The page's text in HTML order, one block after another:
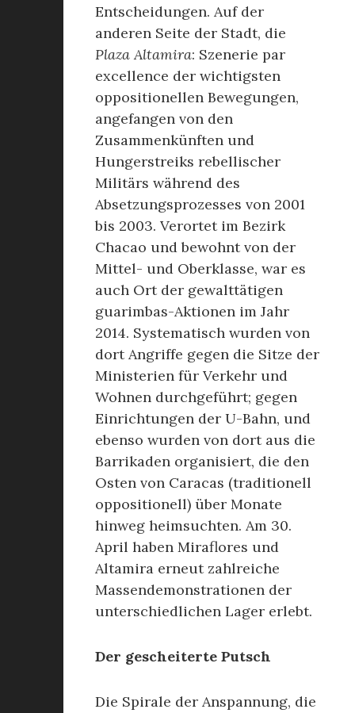
Entscheidungen. Auf der
anderen Seite der Stadt, die
Plaza Altamira: Szenerie par
excellence der wichtigsten
oppositionellen Bewegungen,
angefangen von den
Zusammenkünften und
Hungerstreiks rebellischer
Militärs während des
Absetzungsprozesses von 2001
bis 2003. Verortet im Bezirk
Chacao und bewohnt von der
Mittel- und Oberklasse, war es
auch Ort der gewalttätigen
guarimbas-Aktionen im Jahr
2014. Systematisch wurden von
dort Angriffe gegen die Sitze der
Ministerien für Verkehr und
Wohnen durchgeführt; gegen
Einrichtungen der U-Bahn, und
ebenso wurden von dort aus die
Barrikaden organisiert, die den
Osten von Caracas (traditionell
oppositionell) über Monate
hinweg heimsuchten. Am 30.
April haben Miraflores und
Altamira erneut zahlreiche
Massendemonstrationen der
unterschiedlichen Lager erlebt.
Der gescheiterte Putsch
Die Spirale der Anspannung, die